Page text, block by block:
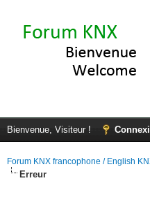
Bienvenue, Visiteur !
Forum KNX francophone / English
Erreur